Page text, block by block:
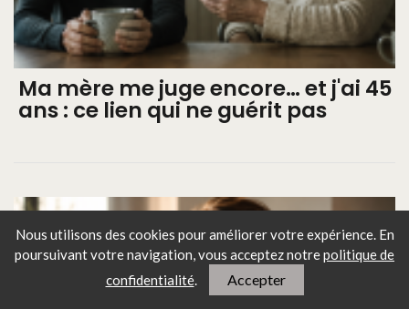
Nous utilisons des cookies pour améliorer votre expérience. En
poursuivant votre navigation, vous acceptez notrepolitique de
confidentialité. Accepter
Ma mère me juge encore… et j'ai 45
ans : ce lien qui ne guérit pas